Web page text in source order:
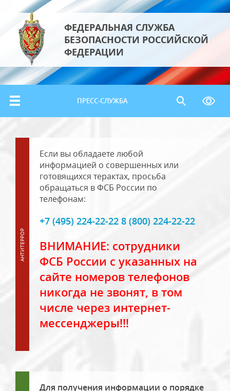
ФЕДЕРАЛЬНАЯ СЛУЖБА
БЕЗОПАСНОСТИ РОССИЙСКОЙ
ФЕДЕРАЦИИ
ПРЕСС-СЛУЖБА
Если вы обладаете любой
информацией о совершенных или
готовящихся терактах, просьба
обращаться в ФСБ России по
телефонам:
+7 (495) 224-22-22 8 (800) 224-22-22
ВНИМАНИЕ: сотрудники
ФСБ России с указанных на
сайте номеров телефонов
никогда не звонят, в том
числе через интернет-
мессенджеры!!!
Для получения информации о порядке